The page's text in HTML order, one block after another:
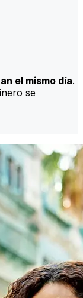
el mismo día.
se